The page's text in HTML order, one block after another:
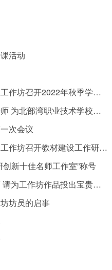
活动
召开2022年秋季学期研修会
业技术学校新入职教师做专题培训
次会议
坊召开教材建设工作研讨会
新十佳名师工作室”称号
工作坊作品投出宝贵一票
坊员的启事